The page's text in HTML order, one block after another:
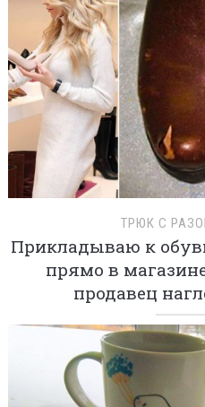
ТРЮК С
Прикладываю к
прямо в
продавец